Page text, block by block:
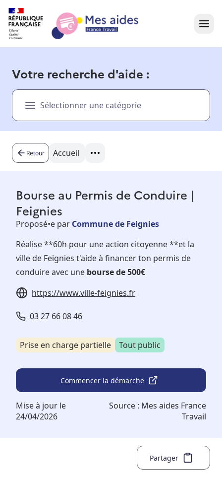
Présentation vidéo
Besoin d'aide ?
Votre recherche d'aide :
Sélectionner une catégorie
Retour Accueil
Bourse au Permis de Conduire |
Feignies
Proposé•e par Commune de Feignies
Réalise **60h pour une action citoyenne **et la
ville de Feignies t'aide à financer ton permis de
conduire avec une bourse de 500€
https://www.ville-feignies.fr
03 27 66 08 46
Prise en charge partielle Tout public
Commencer la démarche
Mise à jour le
24/04/2026
Source : Mes aides France
Travail
Partager